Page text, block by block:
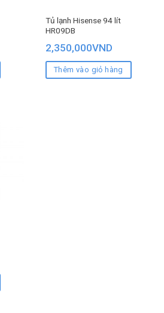
Tủ lạnh Hisense 94 lít
HR09DB
2,350,000VND
Thêm vào giỏ hàng